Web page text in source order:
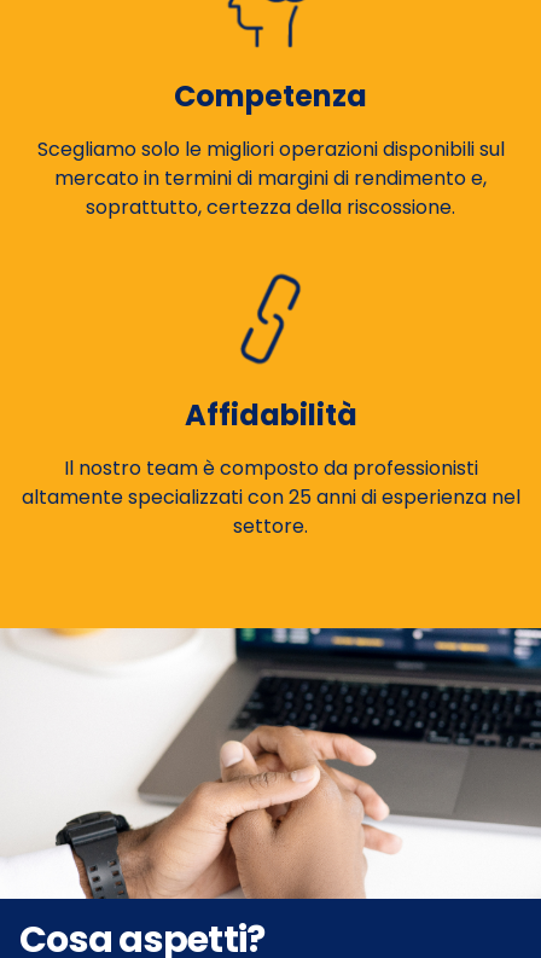
Competenza
Scegliamo solo le migliori operazioni disponibili sul
mercato in termini di margini di rendimento e,
soprattutto, certezza della riscossione.
Affidabilità
Il nostro team è composto da professionisti
altamente specializzati con 25 anni di esperienza nel
settore.
Cosa aspetti?